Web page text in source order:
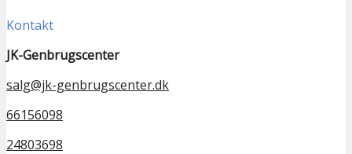
Kontakt
JK-Genbrugscenter
salg@jk-genbrugscenter.dk
66156098
24803698